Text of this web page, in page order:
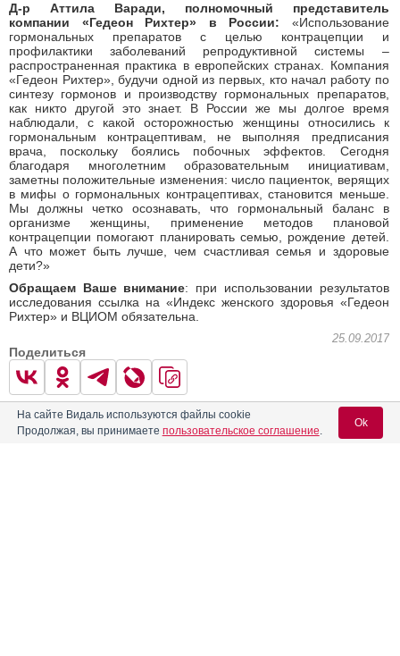
Д-р Аттила Варади, полномочный представитель
компании «Гедеон Рихтер» в России: «Использование
гормональных препаратов с целью контрацепции и
профилактики заболеваний репродуктивной системы –
распространенная практика в европейских странах. Компания
«Гедеон Рихтер», будучи одной из первых, кто начал работу по
синтезу гормонов и производству гормональных препаратов,
как никто другой это знает. В России же мы долгое время
наблюдали, с какой осторожностью женщины относились к
гормональным контрацептивам, не выполняя предписания
врача, поскольку боялись побочных эффектов. Сегодня
благодаря многолетним образовательным инициативам,
заметны положительные изменения: число пациенток, верящих
в мифы о гормональных контрацептивах, становится меньше.
Мы должны четко осознавать, что гормональный баланс в
организме женщины, применение методов плановой
контрацепции помогают планировать семью, рождение детей.
А что может быть лучше, чем счастливая семья и здоровые
дети?»
Обращаем Ваше внимание: при использовании результатов
исследования ссылка на «Индекс женского здоровья «Гедеон
Рихтер» и ВЦИОМ обязательна.
25.09.2017
Поделиться
0 0
На сайте Видаль используются файлы cookie
Продолжая, вы принимаете пользовательское соглашение.
Ok